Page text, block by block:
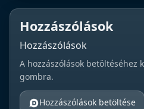
Hozzászólások
Hozzászólások
A hozzászólások betöltéséhez
gombra.
Hozzászólások betöltése